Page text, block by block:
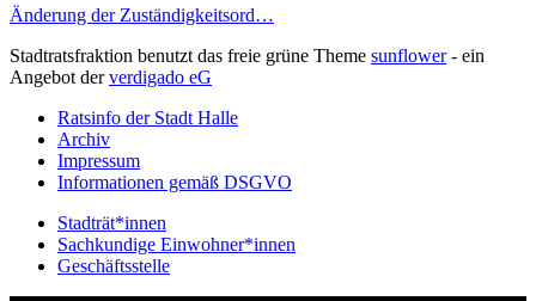
Änderung der Zuständigkeitsord…
Stadtratsfraktion benutzt das freie grüne Theme sunflower‐ ein
Angebot derverdigado eG
Ratsinfo der Stadt Halle
Archiv
Impressum
Informationen gemäß DSGVO
Stadträt*innen
Sachkundige Einwohner*innen
Geschäftsstelle